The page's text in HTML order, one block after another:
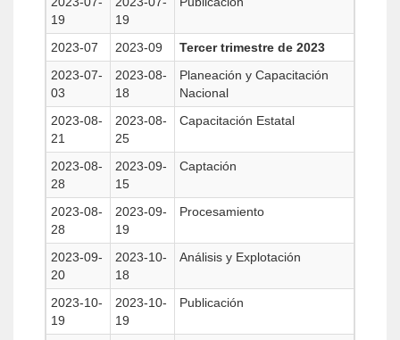
19
19
2023-07 2023-09
Tercer trimestre de 2023
2023-07-
03
2023-08-
18
Planeación y Capacitación
Nacional
2023-08-
21
2023-08-
25
Capacitación Estatal
2023-08-
28
2023-09-
15
Captación
2023-08-
28
2023-09-
19
Procesamiento
2023-09-
20
2023-10-
18
Análisis y Explotación
2023-10-
19
2023-10-
19
Publicación